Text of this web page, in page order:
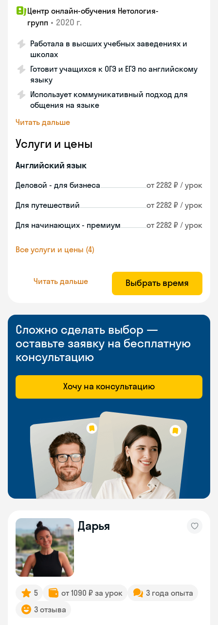
Центр онлайн-обучения Нетология-
групп • 2020 г.
Работала в высших учебных заведениях и
школах
Готовит учащихся к ОГЭ и ЕГЭ по английскому
языку
Использует коммуникативный подход для
общения на языке
Читать дальше
Услуги и цены
Английский язык
Деловой - для бизнеса от 2282 ₽ / урок
Для путешествий от 2282 ₽ / урок
Для начинающих - премиум от 2282 ₽ / урок
Все услуги и цены (4)
Читать дальше Выбрать время
Сложно сделать выбор —
оставьте заявку на бесплатную
консультацию
Хочу на консультацию
Дарья
5 от 1090 ₽ за урок
3 года опыта
3 отзыва